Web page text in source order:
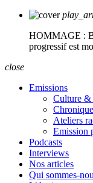
HOMMAGE :
progressif est
close
Emissions
Culture &
Ateliers
Emission
Podcasts
Interviews
Nos articles
Qui sommes-